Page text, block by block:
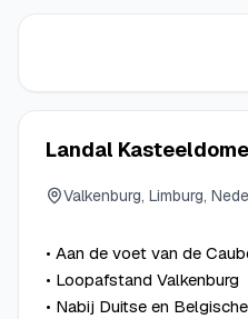
Landal
Valkenburg, Limburg,
• Aan de voet van de
• Loopafstand Valkenburg
• Nabij Duitse en